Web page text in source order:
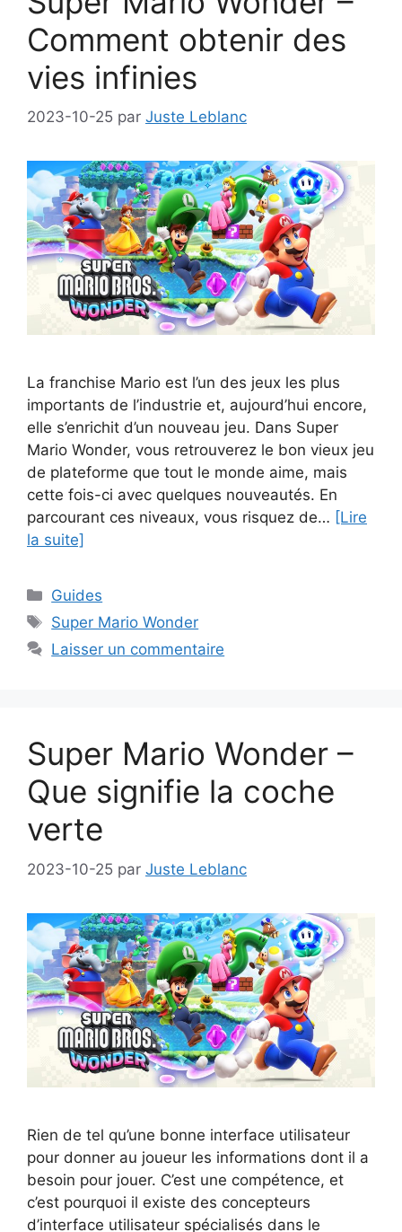
Comment obtenir des
vies infinies
2023-10-25 par Juste Leblanc
La franchise Mario est l’un des jeux les plus
importants de l’industrie et, aujourd’hui encore,
elle s’enrichit d’un nouveau jeu. Dans Super
Mario Wonder, vous retrouverez le bon vieux jeu
de plateforme que tout le monde aime, mais
cette fois-ci avec quelques nouveautés. En
parcourant ces niveaux, vous risquez de… [Lire
la suite]
Catégories
Guides
Étiquettes
Super Mario Wonder
Laisser un commentaire
Super Mario Wonder –
Que signifie la coche
verte
2023-10-25 par Juste Leblanc
Rien de tel qu’une bonne interface utilisateur
pour donner au joueur les informations dont il a
besoin pour jouer. C’est une compétence, et
c’est pourquoi il existe des concepteurs
d’interface utilisateur spécialisés dans le